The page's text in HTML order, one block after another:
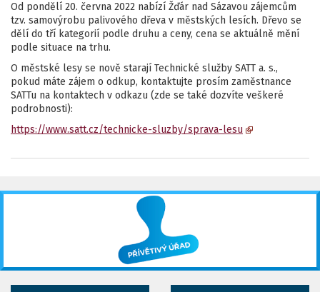
Od pondělí 20. června 2022 nabízí Žďár nad Sázavou zájemcům
tzv. samovýrobu palivového dřeva v městských lesích. Dřevo se
dělí do tří kategorií podle druhu a ceny, cena se aktuálně mění
podle situace na trhu.
O městské lesy se nově starají Technické služby SATT a. s.,
pokud máte zájem o odkup, kontaktujte prosím zaměstnance
SATTu na kontaktech v odkazu (zde se také dozvíte veškeré
podrobnosti):
https://www.satt.cz/technicke-sluzby/sprava-lesu